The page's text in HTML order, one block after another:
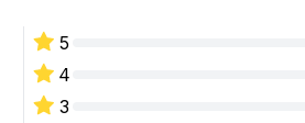
5
4
3